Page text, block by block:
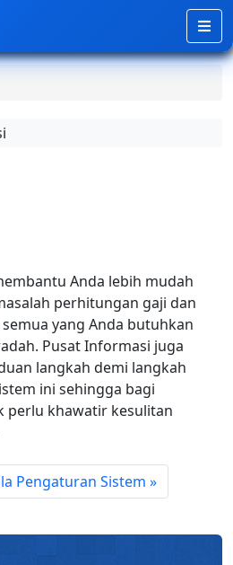
Anda lebih mudah
perhitungan gaji dan
yang Anda butuhkan
Pusat Informasi juga
langkah demi langkah
ini sehingga bagi
perlu khawatir kesulitan
Pengaturan Sistem